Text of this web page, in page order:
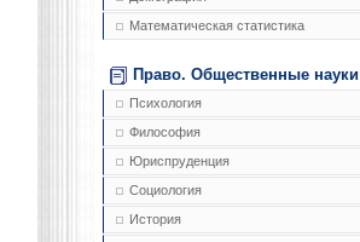
Математическая статистика
Право. Общественные науки
Психология
Философия
Юриспруденция
Социология
История